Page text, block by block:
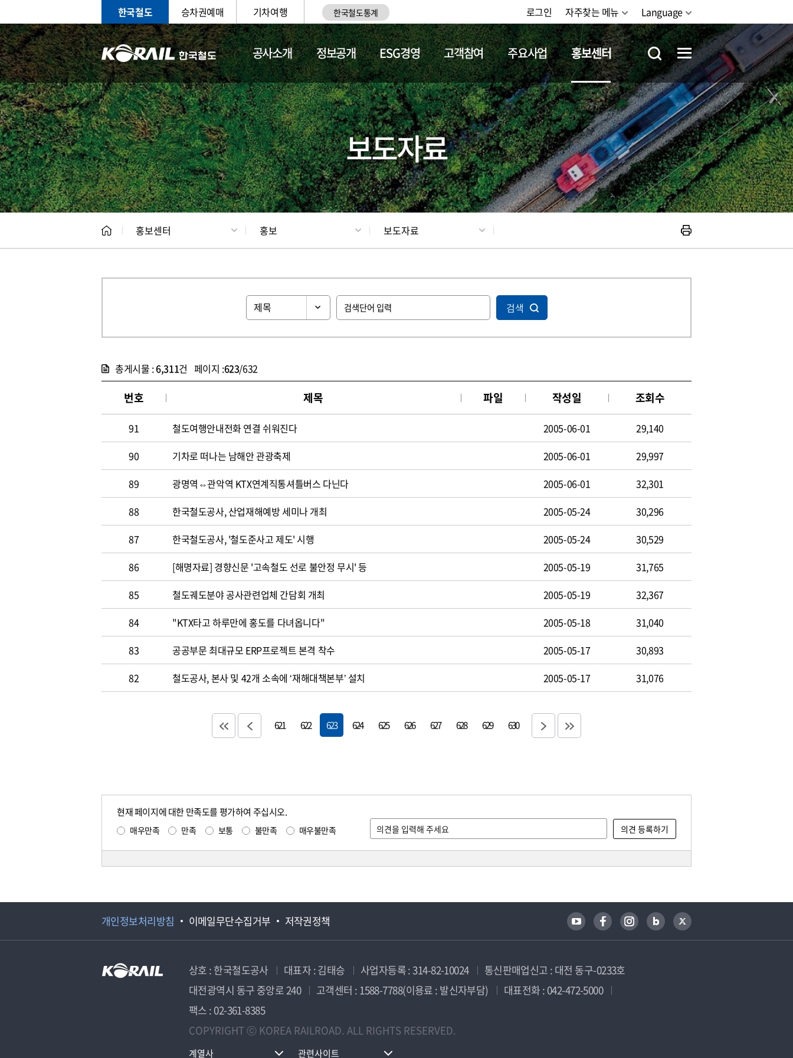
한국철도 승차권예매 기차여행 한국철도통계 로그인 자주찾는 메뉴 Language
공사소개 정보공개 ESG경영 고객참여 주요사업 홍보센터
홍보 문화사업 갤러리 기차소개 철도체험
보도자료
홍보센터 홍보 보도자료
검색
총게시물 :6,311건 페이지 :623/632
번호 제목 파일 작성일 조회수
91 철도여행안내전화 연결 쉬워진다 2005-06-01
29,140
90
기차로 떠나는 남해안 관광축제 2005-06-01
29,997
89
광명역⇔관악역 KTX연계직통셔틀버스 다닌다 2005-06-01
32,301
88
한국철도공사, 산업재해예방 세미나 개최 2005-05-24
30,296
87
한국철도공사, '철도준사고 제도' 시행 2005-05-24
30,529
86
[해명자료] 경향신문 '고속철도 선로 불안정 무시' 등 2005-05-19
31,765
85
철도궤도분야 공사관련업체 간담회 개최 2005-05-19
32,367
84
"KTX타고 하루만에 홍도를 다녀옵니다" 2005-05-18
31,040
83
공공부문 최대규모 ERP프로젝트 본격 착수 2005-05-17
30,893
82
철도공사, 본사 및 42개 소속에 ‘재해대책본부’ 설치 2005-05-17 31,076
621 622 623 624 625 626 627 628 629 630
현재 페이지에 대한 만족도를 평가하여 주십시오.
매우만족 만족 보통 불만족 매우불만족
개인정보처리방침 이메일무단수집거부 저작권정책
상호 : 한국철도공사 대표자 : 김태승 사업자등록 : 314-82-10024
통신판매업신고 : 대전 동구-0233호
대전광역시 동구 중앙로 240
고객센터 : 1588-7788(이용료 : 발신자부담)
대표전화 : 042-472-5000
팩스 : 02-361-8385
COPYRIGHT ⓒ KOREA RAILROAD. ALL RIGHTS RESERVED.
계열사 관련사이트